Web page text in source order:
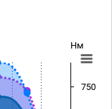
Нм
750